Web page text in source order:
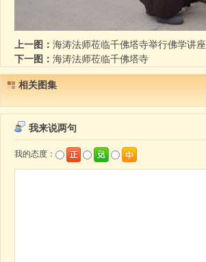
上一图： 海涛法师莅临千佛塔寺举行佛学讲座
下一图： 海涛法师莅临千佛塔寺
相关图集